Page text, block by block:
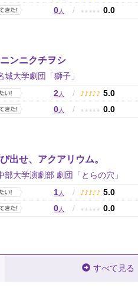
0人 / ★ ★ ★ ★ ★ 0.0
ンニクチヲシ
城大学劇団「獅子」
2人 / ♪ ♪ ♪ ♪ ♪
5.0
0人 / ★ ★ ★ ★ ★ 0.0
出せ、アクアリウム。
部大学演劇部 劇団「とらの穴」
1人 / ♪ ♪ ♪ ♪ ♪
5.0
0人 / ★ ★ ★ ★ ★ 0.0
すべて見る